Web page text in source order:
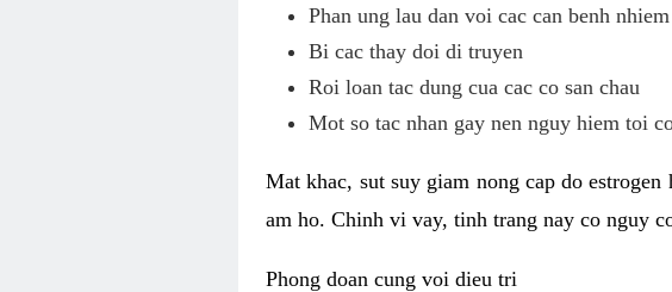
Phan ung lau dan voi cac can benh
Bi cac thay doi di truyen
Roi loan tac dung cua cac co san chau
Mot so tac nhan gay nen nguy hiem toi
Mat khac, sut suy giam nong cap do
am ho. Chinh vi vay, tinh trang nay co nguy
Phong doan cung voi dieu tri